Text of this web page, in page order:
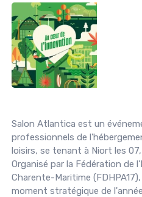
Salon Atlantica est un
professionnels de
loisirs, se tenant à Niort les
Organisé par la Fédération de
Charente-Maritime
moment stratégique de